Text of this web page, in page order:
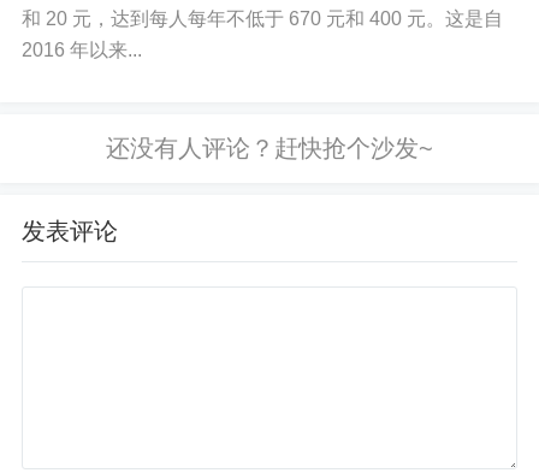
解答个人住房公积金贷款的申请条件、额度计算和还款方
式。
介绍个人在异地工作时五险一金的相关政策和处理办法。
和 20 元，达到每人每年不低于 670 元和 400 元。这是自
2016 年以来...
发表评论